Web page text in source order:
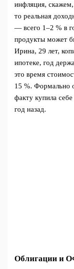
инфляция,
то реальная
— всего 1–2 % в
продукты может
Ирина, 29 лет,
ипотеке, год
это время
15 %. Формально
факту купила
год назад.
Облигации и